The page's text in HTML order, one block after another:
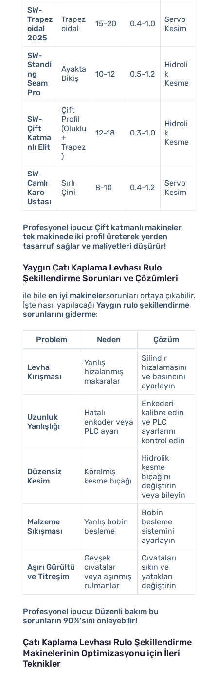
SW-
Trapez
oidal
2025
Trapez
oidal
15-20 0.4-1.0
Servo
Kesim
SW-
Standi
ng
Seam
Pro
Ayakta
Dikiş
10-12 0.5-1.2
Hidroli
k
Kesme
SW-
Çift
Katma
nlı Elit
Çift
Profil
(Oluklu
+
Trapez
)
12-18 0.3-1.0
Hidroli
k
Kesme
SW-
Camlı
Karo
Ustası
Sırlı
Çini
8-10 0.4-1.2
Servo
Kesim
Profesyonel ipucu: Çift katmanlı makineler,
tek makinede iki profil üreterek yerden
tasarruf sağlar ve maliyetleri düşürür!
Yaygın Çatı Kaplama Levhası Rulo
Şekillendirme Sorunları ve Çözümleri
ile bile en iyi makinelersorunları ortaya çıkabilir.
İşte nasıl yapılacağı Yaygın rulo şekillendirme
sorunlarını giderme:
Problem Neden Çözüm
Levha
Kırışması
Yanlış
hizalanmış
makaralar
Silindir
hizalamasını
ve basıncını
ayarlayın
Uzunluk
Yanlışlığı
Hatalı
enkoder veya
PLC ayarı
Enkoderi
kalibre edin
ve PLC
ayarlarını
kontrol edin
Düzensiz
Kesim
Körelmiş
kesme bıçağı
Hidrolik
kesme
bıçağını
değiştirin
veya bileyin
Malzeme
Sıkışması
Yanlış bobin
besleme
Bobin
besleme
sistemini
ayarlayın
Aşırı Gürültü
ve Titreşim
Gevşek
cıvatalar
veya aşınmış
rulmanlar
Cıvataları
sıkın ve
yatakları
değiştirin
Profesyonel ipucu: Düzenli bakım bu
sorunların 90%'sini önleyebilir!
Çatı Kaplama Levhası Rulo Şekillendirme
Makinelerinin Optimizasyonu için İleri
Teknikler